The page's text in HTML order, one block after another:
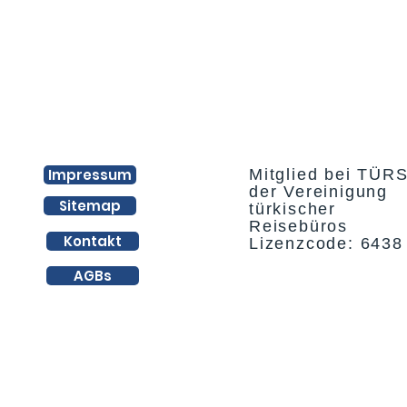
Impressum
Sitemap
Kontakt
Mitglied bei
der Vereinigung
türkischer
Reisebüros
Lizenzcode: 6438
AGBs